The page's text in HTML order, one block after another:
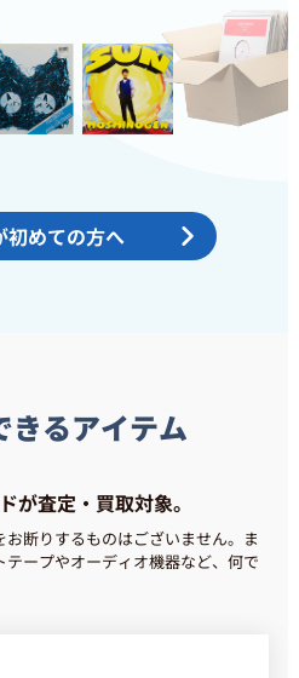
初めての方へ
きるアイテム
が査定・買取対象。
断りするものはございません。 ま
ープやオーディオ機器など、何で